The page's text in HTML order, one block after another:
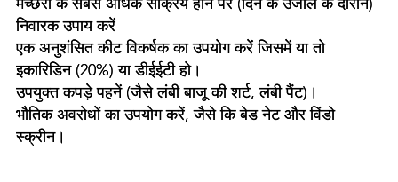
निवारक उपाय करें
एक अनुशंसित कीट विकर्षक का उपयोग करें जिसमें या तो
इकारिडिन (20%) या डीईईटी हो।
उपयुक्त कपड़े पहनें (जैसे लंबी बाजू की शर्ट, लंबी पैंट)।
भौतिक अवरोधों का उपयोग करें, जैसे कि बेड नेट और विंडो
स्क्रीन।